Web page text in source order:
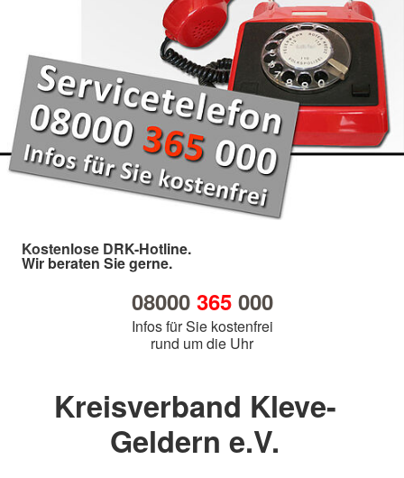
Kostenlose DRK-Hotline.
Wir beraten Sie gerne.
08000 365000
Infos für Sie kostenfrei
rund um die Uhr
Kreisverband Kleve-
Geldern e.V.